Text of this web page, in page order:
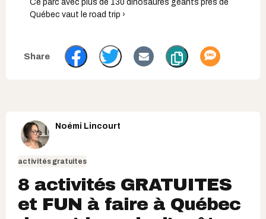
Ce parc avec plus de 130 dinosaures géants près de
Québec vaut le road trip ›
Noémi Lincourt
activités gratuites
8 activités GRATUITES
et FUN à faire à Québec